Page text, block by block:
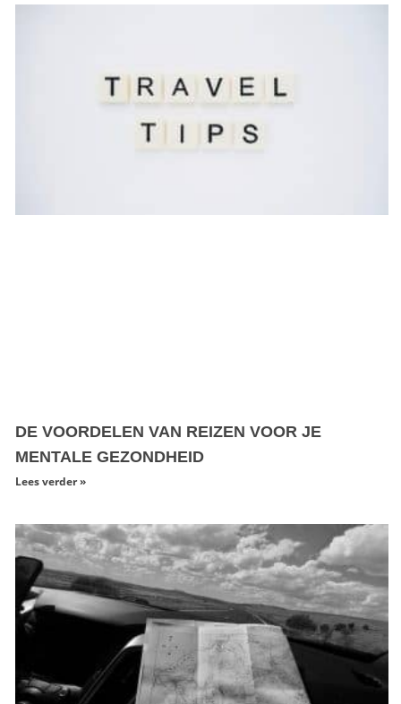
DE VOORDELEN VAN REIZEN VOOR JE
MENTALE GEZONDHEID
Lees verder »